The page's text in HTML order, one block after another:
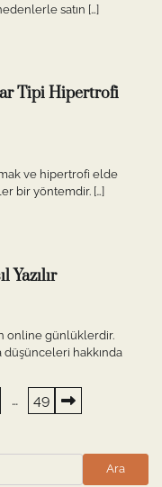
satın […]
Tipi Hipertrofi
ve hipertrofi elde
bir yöntemdir. […]
Yazılır
online günlüklerdir.
düşünceleri hakkında
… 49
Ara